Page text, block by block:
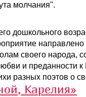
молчания".
дошкольного
своего народа,
и преданности
разных поэтов о
Карелия»